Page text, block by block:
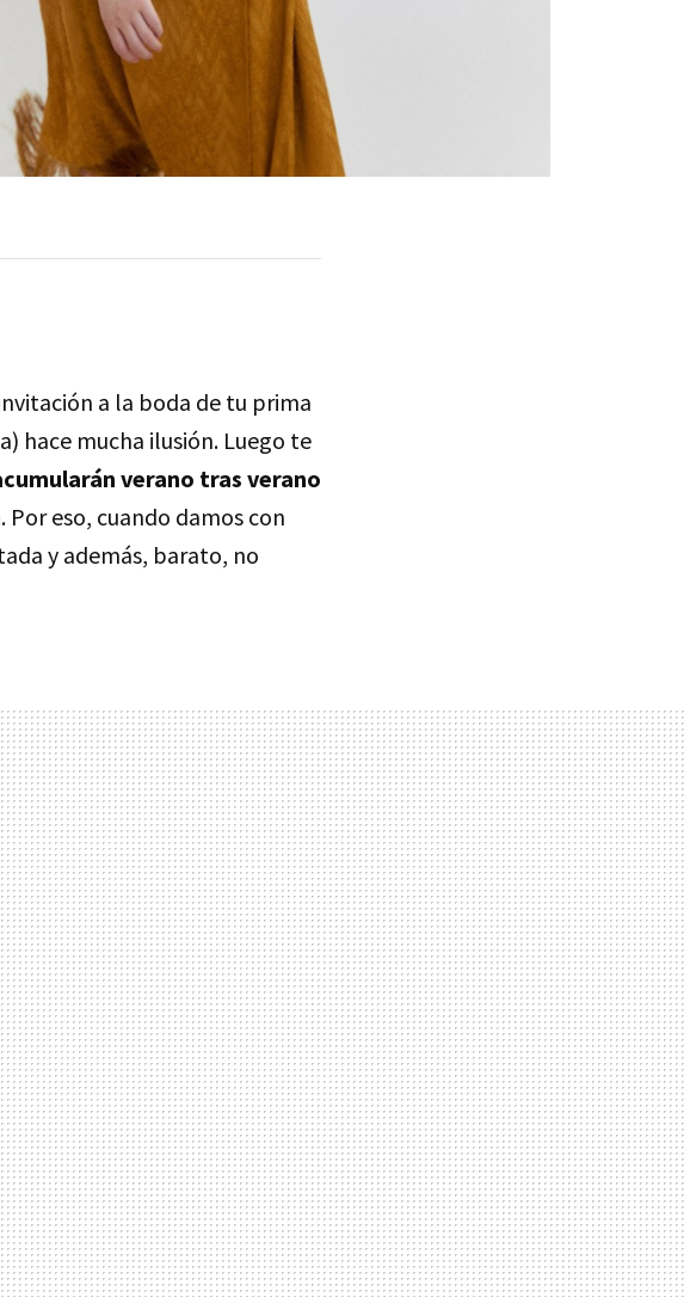
a la boda de tu prima
hace mucha ilusión. Luego te
verano tras verano
. Por eso, cuando damos con
y además, barato, no